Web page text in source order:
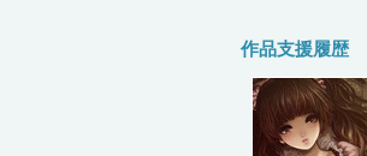
作品支援履歴